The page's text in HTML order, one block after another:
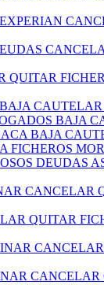
CAUTELAR
BAJA
BAJA
DEUDAS
QUITAR
CANCELAR